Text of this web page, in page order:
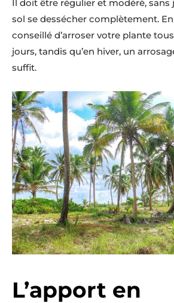
Il doit être régulier et modéré, sans
sol se dessécher complètement.
conseillé d’arroser votre plante
jours, tandis qu’en hiver, un
suffit.
L’apport en